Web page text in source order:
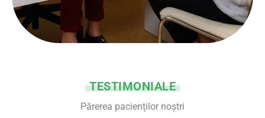
TESTIMONIALE
Părerea pacienților noștri